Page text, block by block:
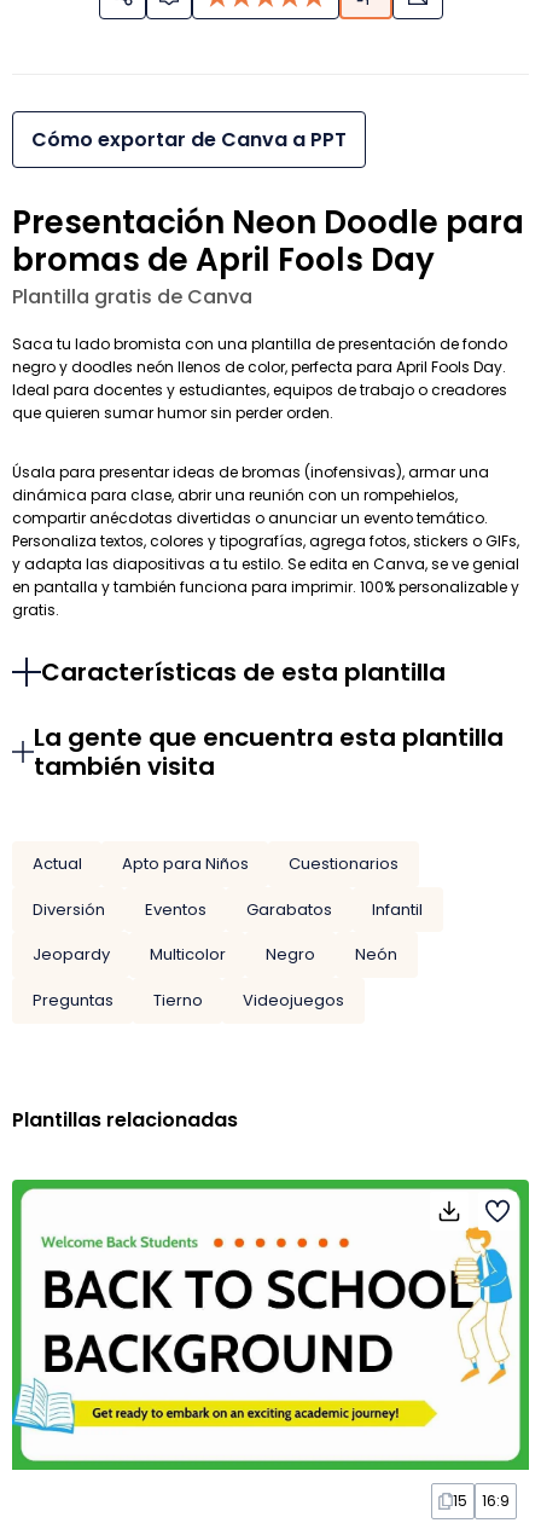
Cómo exportar de Canva a PPT
Presentación Neon Doodle para
bromas de April Fools Day
Plantilla gratis de Canva
Saca tu lado bromista con una plantilla de presentación de fondo
negro y doodles neón llenos de color, perfecta para April Fools Day.
Ideal para docentes y estudiantes, equipos de trabajo o creadores
que quieren sumar humor sin perder orden.
Úsala para presentar ideas de bromas (inofensivas), armar una
dinámica para clase, abrir una reunión con un rompehielos,
compartir anécdotas divertidas o anunciar un evento temático.
Personaliza textos, colores y tipografías, agrega fotos, stickers o GIFs,
y adapta las diapositivas a tu estilo. Se edita en Canva, se ve genial
en pantalla y también funciona para imprimir. 100% personalizable y
gratis.
Características de esta plantilla
La gente que encuentra esta plantilla
también visita
Actual Apto para Niños
Cuestionarios
Diversión
Eventos Garabatos
Infantil
Jeopardy
Multicolor Negro
Neón
Preguntas
Tierno Videojuegos
Plantillas relacionadas
15 16:9